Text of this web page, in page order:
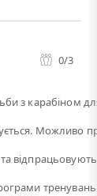
0/3
з карабіном
Можливо